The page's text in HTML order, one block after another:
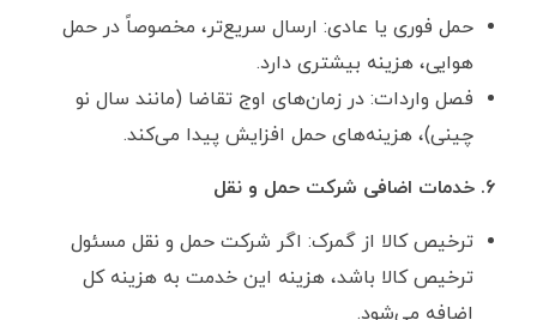
حمل فوری یا عادی: ارسال سریع‌تر، مخصوصاً در حمل
هوایی، هزینه بیشتری دارد.
فصل واردات: در زمان‌های اوج تقاضا (مانند سال نو
چینی)، هزینه‌های حمل افزایش پیدا می‌کند.
۶. خدمات اضافی شرکت حمل ‌و نقل
ترخیص کالا از گمرک: اگر شرکت حمل ‌و نقل مسئول
ترخیص کالا باشد، هزینه این خدمت به هزینه کل
اضافه می‌شود.